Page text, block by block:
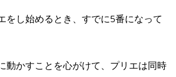
をし始めるとき、すでに5番になって
動かすことを心がけて、プリエは同時